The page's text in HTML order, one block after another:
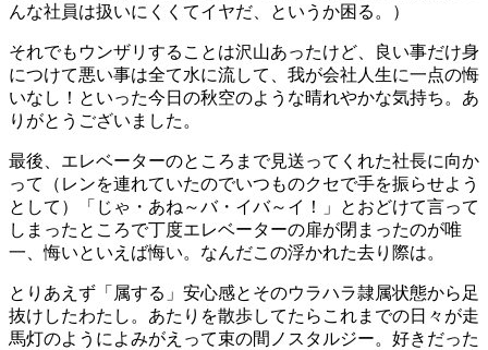
んな社員は扱いにくくてイヤだ、というか困る。）
それでもウンザリすることは沢山あったけど、良い事だけ身
につけて悪い事は全て水に流して、我が会社人生に一点の悔
いなし！といった今日の秋空のような晴れやかな気持ち。あ
りがとうございました。
最後、エレベーターのところまで見送ってくれた社長に向か
って（レンを連れていたのでいつものクセで手を振らせよう
として）「じゃ・あね～バ・イバ～イ！」とおどけて言って
しまったところで丁度エレベーターの扉が閉まったのが唯
一、悔いといえば悔い。なんだこの浮かれた去り際は。
とりあえず「属する」安心感とそのウラハラ隷属状態から足
抜けしたわたし。あたりを散歩してたらこれまでの日々が走
馬灯のようによみがえって束の間ノスタルジー。好きだった